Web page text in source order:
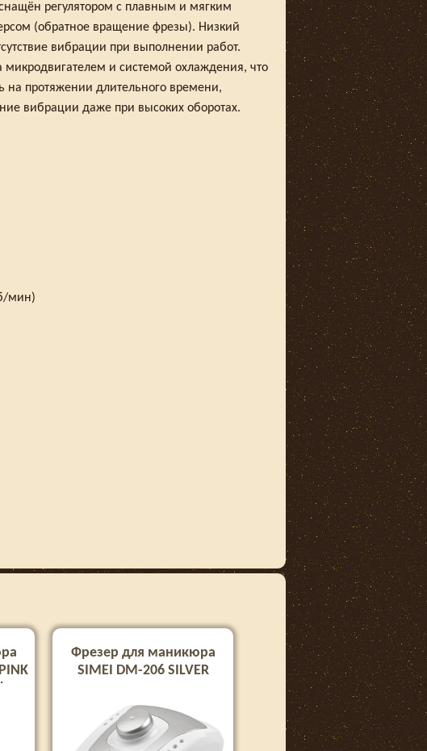
регулятором с плавным и мягким
(обратное вращение фрезы). Низкий
вибрации при выполнении работ.
микродвигателем и системой охлаждения, что
на протяжении длительного времени,
вибрации даже при высоких оборотах.
мин)
Фрезер для маникюра
SIMEI DM-206 SILVER